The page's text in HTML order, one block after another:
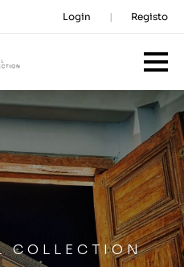
Login Registo
COLLECTION